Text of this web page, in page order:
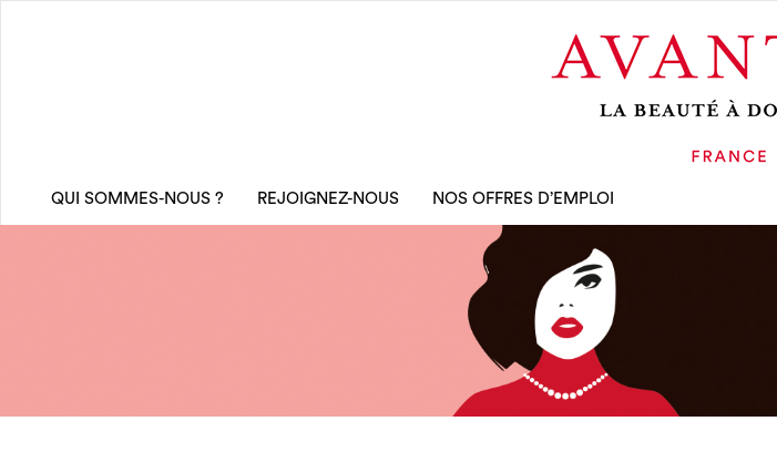
QUI SOMMES-NOUS ? REJOIGNEZ-NOUS NOS OFFRES D’EMPLOI